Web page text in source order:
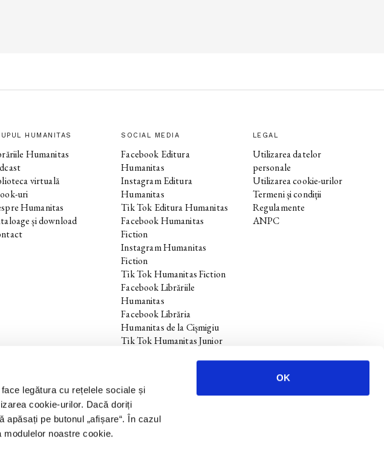
legătura cu rețelele sociale și
cookie-urilor. Dacă doriți
apăsați pe butonul „afișare“. În cazul
noastre cookie.
OK
HUMANITAS
Humanitas
virtuală
uri
Humanitas
și download
SOCIAL MEDIA
Facebook Editura
Humanitas
Instagram Editura
Humanitas
Tik Tok Editura Humanitas
Facebook Humanitas
Fiction
Instagram Humanitas
Fiction
Tik Tok Humanitas Fiction
Facebook Librăriile
Humanitas
Facebook Librăria
Humanitas de la Cișmigiu
Tik Tok Humanitas Junior
LEGAL
Utilizarea datelor
personale
Utilizarea cookie-urilor
Termeni și condiții
Regulamente
ANPC